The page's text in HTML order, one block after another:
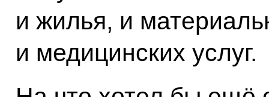
и жилья, и
и медицинских услуг.